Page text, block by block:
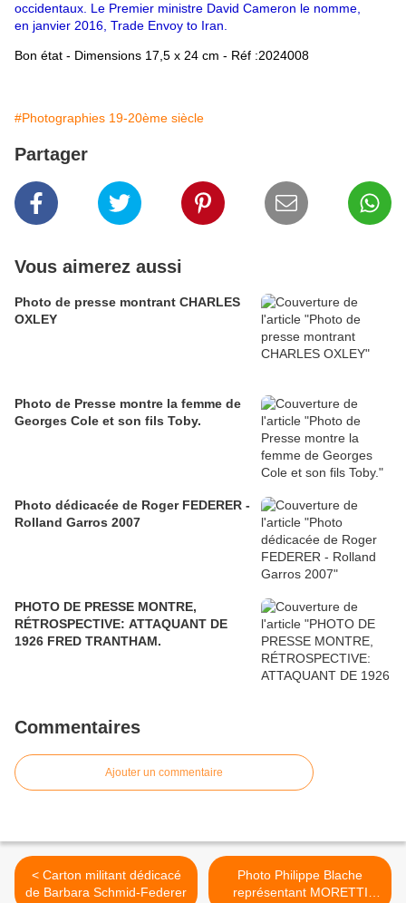
occidentaux. Le Premier ministre David Cameron le nomme,
en janvier 2016 , Trade Envoy to Iran.
Bon état - Dimensions 17,5 x 24 cm - Réf :2024008
#Photographies 19-20ème siècle
Partager
Vous aimerez aussi
Photo de presse montrant CHARLES
OXLEY
Photo de Presse montre la femme de
Georges Cole et son fils Toby.
Photo dédicacée de Roger FEDERER -
Rolland Garros 2007
PHOTO DE PRESSE MONTRE,
RÉTROSPECTIVE: ATTAQUANT DE
1926 FRED TRANTHAM.
Commentaires
Ajouter un commentaire
< Carton militant dédicacé
de Barbara Schmid-Federer
Photo Philippe Blache
représentant ‎MORETTI